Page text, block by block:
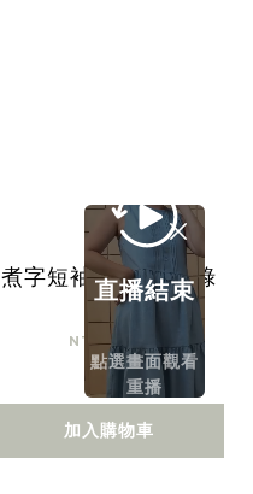
煮字短袖造型上衣-綠
條紋
NT$2,680
加入購物車
直播結束
點選畫面觀看
重播